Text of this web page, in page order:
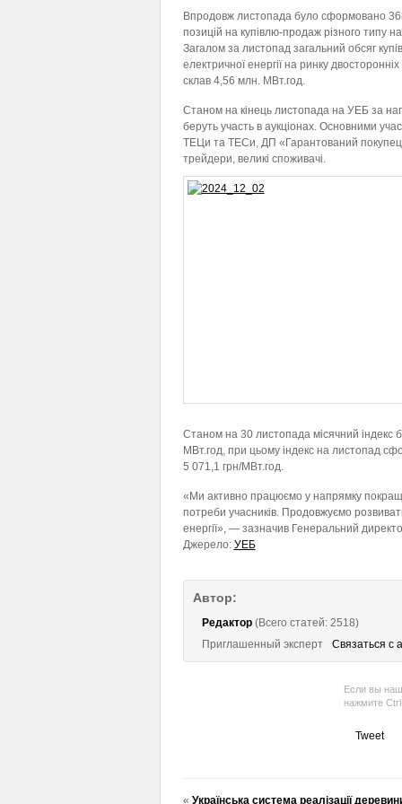
Впродовж листопада було сформовано
позицій на купівлю-продаж різного типу
Загалом за листопад загальний обсяг
електричної енергії на ринку двосторонніх
склав 4,56 млн. МВт.год.
Станом на кінець листопада на УЕБ за
беруть участь в аукціонах. Основними
ТЕЦи та ТЕСи, ДП «Гарантований
трейдери, великі споживачі.
Станом на 30 листопада місячний індекс
МВт.год, при цьому індекс на листопад
5 071,1 грн/МВт.год.
«Ми активно працюємо у напрямку
потреби учасників. Продовжуємо
енергії», — зазначив Генеральний
Джерело: УЕБ
Автор:
Редактор(Всего статей: 2518)
Приглашенный эксперт
Связаться с
Если вы
нажмите
Tweet
« Українська система реалізації